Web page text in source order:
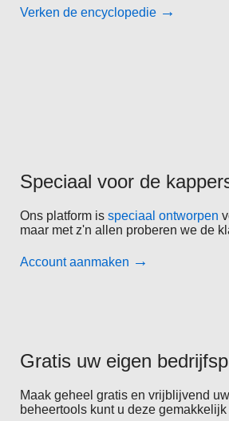
Verken de encyclopedie →
Speciaal voor de
Ons platform is speciaal ontworpen
maar met z'n allen proberen we de
Account aanmaken →
Gratis uw eigen
Maak geheel gratis en vrijblijvend
beheertools kunt u deze